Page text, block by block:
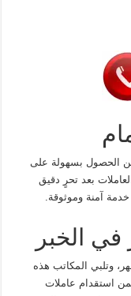
الحصول بسهولة على
بعد تحرٍ دقيق
آمنة وموثوقة.
الخبر
وتلبي المكاتب هذه
استقدام عاملات